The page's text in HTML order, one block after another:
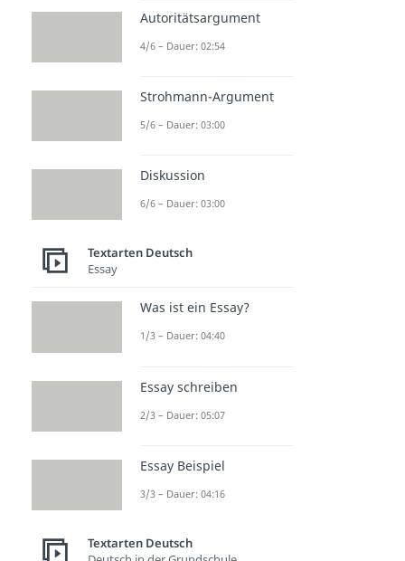
Autoritätsargument
4/6 – Dauer: 02:54
Strohmann-Argument
5/6 – Dauer: 03:00
Diskussion
6/6 – Dauer: 03:00
Textarten Deutsch
Essay
Was ist ein Essay?
1/3 – Dauer: 04:40
Essay schreiben
2/3 – Dauer: 05:07
Essay Beispiel
3/3 – Dauer: 04:16
Textarten Deutsch